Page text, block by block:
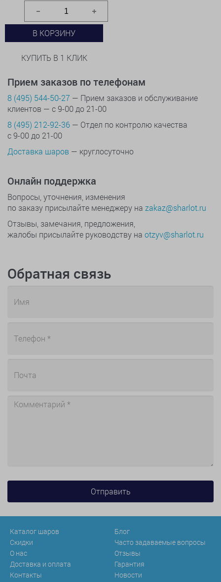
В КОРЗИНУ
КУПИТЬ В 1 КЛИК
Прием заказов по телефонам
8 (495) 544-50-27 — Прием заказов и обслуживание
клиентов — с 9-00 до 21-00
8 (495) 212-92-36 — Отдел по контролю качества
с 9-00 до 21-00
Доставка шаров — круглосуточно
Онлайн поддержка
Вопросы, уточнения, изменения
по заказу присылайте менеджеру на zakaz@sharlot.ru
Отзывы, замечания, предложения,
жалобы присылайте руководству на otzyv@sharlot.ru
Обратная связь
Каталог шаров
Скидки
О нас
Доставка и оплата
Контакты
Блог
Часто задаваемые вопросы
Отзывы
Гарантия
Новости